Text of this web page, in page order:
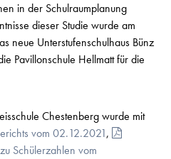
in der Schulraumplanung
dieser Studie wurde am
neue Unterstufenschulhaus Bünz
Pavillonschule Hellmatt für die
Chestenberg wurde mit
vom 02.12.2021,
Schülerzahlen vom